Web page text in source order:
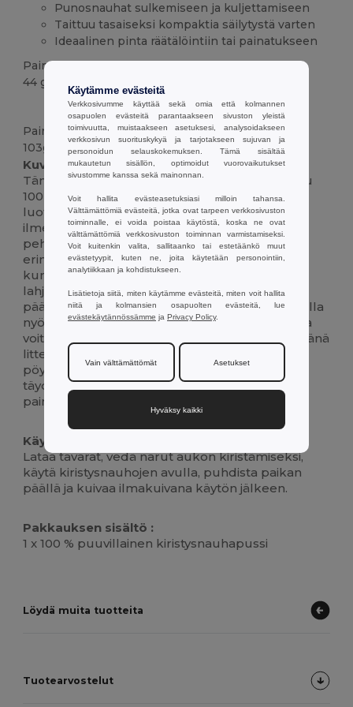
Punosnauhat sulkemiseen ja kuljettamiseen
Taittuu tasaiseksi kompaktia säilytystä varten
Ideaalinen pinta räätälöintiin tai painatukseen
Paino
44 g.
Mukautettavissa
Paino
103g/m²
Kuvaus :
Tämä kevyt kiristysnauhalaukku on valmistettu
100 % puuvillasta, joka takaa jokapäiväisen
luotettavuuden luonnollisella, minimalistisella
ilmeellä. 103 g/m²:n kankaassa on tasapaino
pehmeyden ja lujuuden välillä, joten se sopii
erinomaisesti päivittäisiin työmatkoihin,
kuntosalitarvikkeisiin, koulupaketteihin,
lahjatavaroihin ja ekotietoisiin ostoksiin. Tilava
päälokero kiinnittyy tukevasti tukevilla punotuilla
nyöreillä, jotka toimivat myös olkahihnoina, jotta
voit käyttää sitä ilman käsiä. Laukku taittuu tyhjänä
litteäksi ja mahtuu hansikaslokeroon tai
pöytälaatikkoon, ja sen sileä pinta sopii
täydellisesti tapahtumien ja joukkueiden
painatukseen tai brändäykseen.
Käyttöohjeet :
Lataa tavarat, vedä narut aukon kiristämiseksi,
käytä kiristysnauhojen avulla, puhdista paikan
päällä ja kuivaa ilmakuivana käytön jälkeen.
Pakkauksen sisältö :
1 x 100 % puuvillainen kiristysnauhapussi
Löydä muita tuotteita
Tuotearvostelut
Käytämme evästeitä
Verkkosivumme käyttää sekä omia että kolmannen
osapuolen evästeitä parantaakseen sivuston yleistä
toimivuutta, muistaakseen asetuksesi, analysoidakseen
verkkosivun suorituskykyä ja tarjotakseen sujuvan ja
personoidun selauskokemuksen. Tämä sisältää
mukautetun sisällön, optimoidut vuorovaikutukset
sivustomme kanssa sekä mainonnan.
Voit hallita evästeasetuksiasi milloin tahansa.
Välttämättömiä evästeitä, jotka ovat tarpeen verkkosivuston
toiminnalle, ei voida poistaa käytöstä, koska ne ovat
välttämättömiä verkkosivuston toiminnan varmistamiseksi.
Voit kuitenkin valita, sallitaanko tai estetäänkö muut
evästetyypit, kuten ne, joita käytetään personointiin,
analytiikkaan ja kohdistukseen.
Lisätietoja siitä, miten käytämme evästeitä, miten voit hallita
niitä ja kolmansien osapuolten evästeitä, lue
evästekäytännössämme ja Privacy Policy.
Vain välttämättömät Asetukset
Hyväksy kaikki